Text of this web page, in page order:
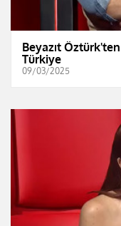
Beyazıt
Türkiye
09/03/2025